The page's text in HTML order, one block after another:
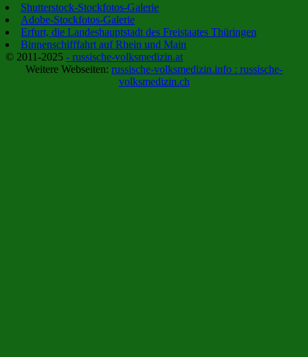
Shutterstock-Stockfotos-Galerie
Adobe-Stockfotos-Galerie
Erfurt, die Landeshauptstadt des Freistaates Thüringen
Binnenschifffahrt auf Rhein und Main
© 2011-2025 - russische-volksmedizin.at
Weitere Webseiten: russische-volksmedizin.info : russische-
volksmedizin.ch